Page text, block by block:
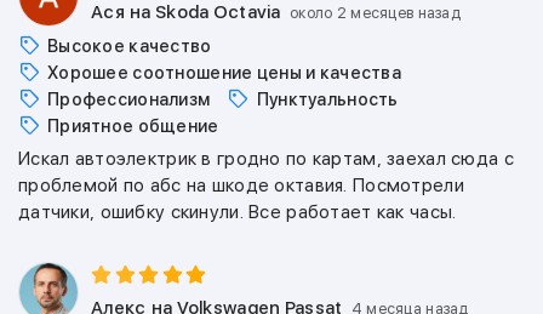
Ася на Skoda Octavia около 2 месяцев назад
Высокое качество
Хорошее соотношение цены и качества
Профессионализм
Пунктуальность
Приятное общение
Искал автоэлектрик в гродно по картам, заехал сюда с
проблемой по абс на шкоде октавия. Посмотрели
датчики, ошибку скинули. Все работает как часы.
Алекс на Volkswagen Passat 4 месяца назад